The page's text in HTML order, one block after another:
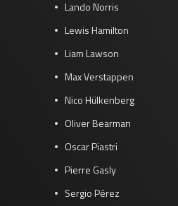
Lando Norris
Lewis Hamilton
Liam Lawson
Max Verstappen
Nico Hülkenberg
Oliver Bearman
Oscar Piastri
Pierre Gasly
Sergio Pérez